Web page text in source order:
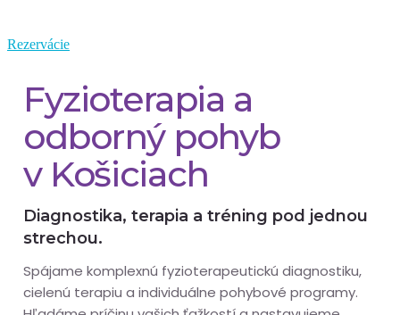
Rezervácie
Fyzioterapia a
odborný pohyb
v Košiciach
Diagnostika, terapia a tréning pod jednou
strechou.
Spájame komplexnú fyzioterapeutickú diagnostiku,
cielenú terapiu a individuálne pohybové programy.